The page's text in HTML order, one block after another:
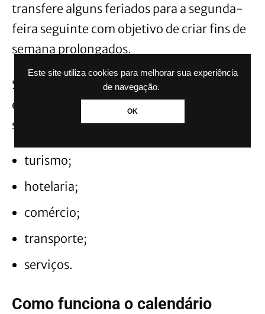
Este site utiliza cookies para melhorar sua experiência
de navegação.
OK
transfere alguns feriados para a segunda-
feira seguinte com objetivo de criar fins de
semana prolongados.
Segundo o governo colombiano, a
estratégia também ajuda a movimentar
setores como:
turismo;
hotelaria;
comércio;
transporte;
serviços.
Como funciona o calendário